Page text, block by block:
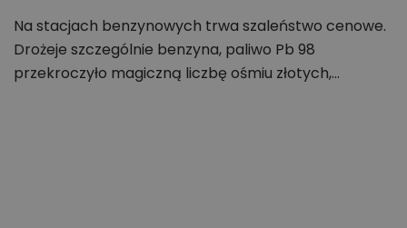
Na stacjach benzynowych trwa szaleństwo cenowe.
Drożeje szczególnie benzyna, paliwo Pb 98
przekroczyło magiczną liczbę ośmiu złotych,…